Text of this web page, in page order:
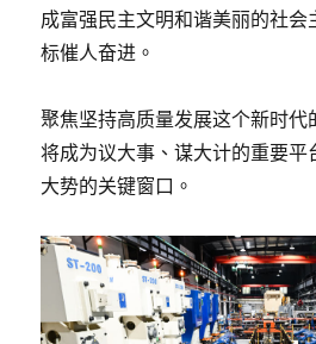
成富强民主文明和谐美丽的社会
标催人奋进。
聚焦坚持高质量发展这个新时代
将成为议大事、谋大计的重要平
大势的关键窗口。